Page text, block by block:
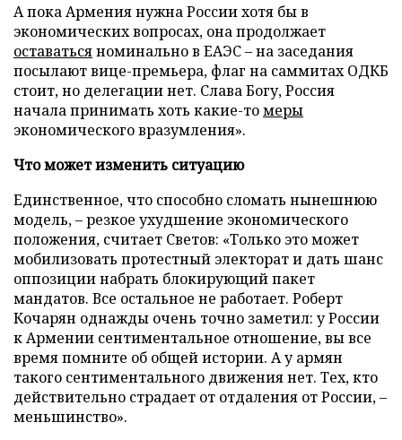
А пока Армения нужна России хотя бы в
экономических вопросах, она продолжает
оставатьсяноминально в ЕАЭС – на заседания
посылают вице-премьера, флаг на саммитах ОДКБ
стоит, но делегации нет. Слава Богу, Россия
начала принимать хоть какие-томеры
экономического вразумления».
Что может изменить ситуацию
Единственное, что способно сломать нынешнюю
модель, – резкое ухудшение экономического
положения, считает Светов: «Только это может
мобилизовать протестный электорат и дать шанс
оппозиции набрать блокирующий пакет
мандатов. Все остальное не работает. Роберт
Кочарян однажды очень точно заметил: у России
к Армении сентиментальное отношение, вы все
время помните об общей истории. А у армян
такого сентиментального движения нет. Тех, кто
действительно страдает от отдаления от России, –
меньшинство».